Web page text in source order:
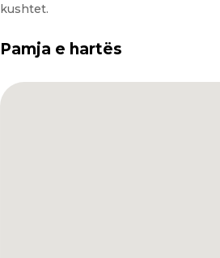
kushtet.
Pamja e hartës